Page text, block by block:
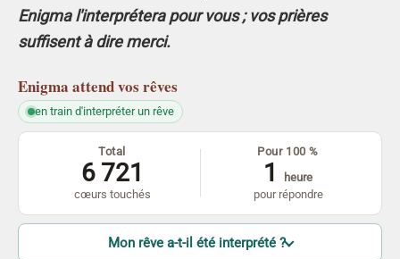
Enigma l'interprétera pour vous ; vos prières
suffisent à dire merci.
Enigma attend vos rêves
en train d'interpréter un rêve
Total
6 721
cœurs touchés
Pour 100 %
1
heure
pour répondre
Mon rêve a-t-il été interprété ?